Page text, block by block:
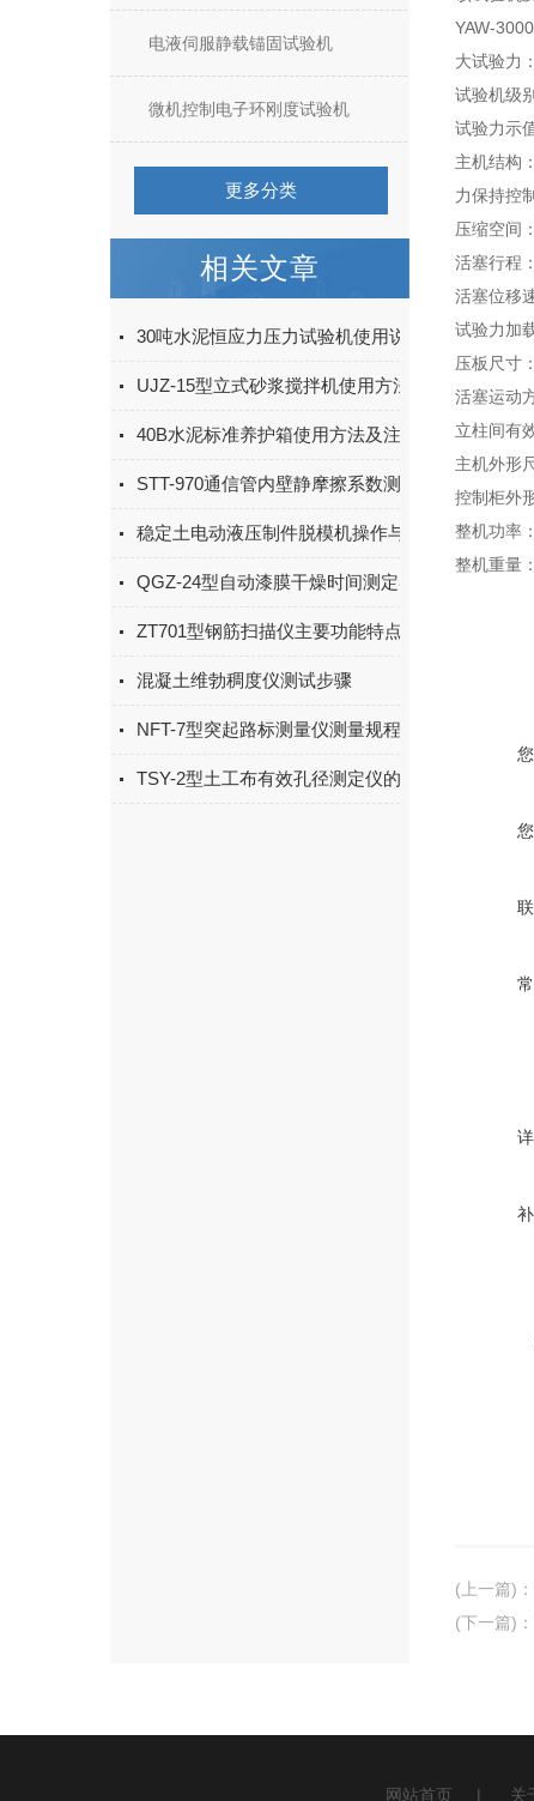
电液伺服静载锚固试验机
微机控制电子环刚度试验机
更多分类
相关文章
30吨水泥恒应力压力试验机使用说明书
UJZ-15型立式砂浆搅拌机使用方法
40B水泥标准养护箱使用方法及注意事项
STT-970通信管内壁静摩擦系数测试仪说明书
稳定土电动液压制件脱模机操作与使用
QGZ-24型自动漆膜干燥时间测定器使用说明书
ZT701型钢筋扫描仪主要功能特点
混凝土维勃稠度仪测试步骤
NFT-7型突起路标测量仪测量规程
TSY-2型土工布有效孔径测定仪的操作规程
YAW-
大试验力
试验机级
试验力示
主机结构
力保持控
压缩空间
活塞行程
活塞位移
试验力加
压板尺寸
活塞运动
立柱间有
主机外形
控制柜外
整机功率
整机重量
(上一篇) ：
(下一篇) ：
网站首页 | 关